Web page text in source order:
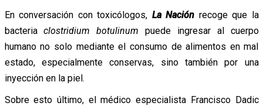
En conversación con toxicólogos, La Nación recoge que la
bacteriaclostridium botulinum puede ingresar al cuerpo
humano no solo mediante el consumo de alimentos en mal
estado, especialmente conservas, sino también por una
inyección en la piel.
Sobre esto último, el médico especialista Francisco Dadic